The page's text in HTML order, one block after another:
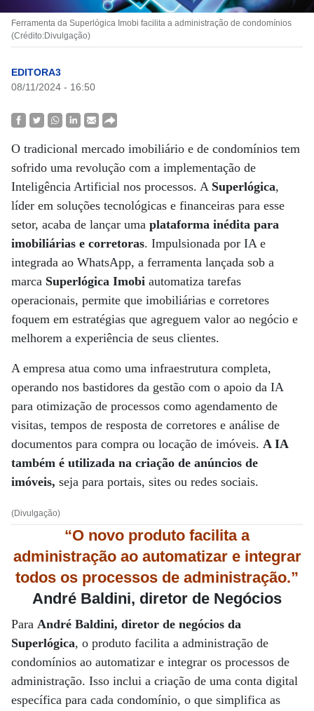
Ferramenta da Superlógica Imobi facilita a administração de condomínios
(Crédito:Divulgação)
EDITORA3
08/11/2024 - 16:50
O tradicional mercado imobiliário e de condomínios tem
sofrido uma revolução com a implementação de
Inteligência Artificial nos processos. A Superlógica,
líder em soluções tecnológicas e financeiras para esse
setor, acaba de lançar uma plataforma inédita para
imobiliárias e corretoras. Impulsionada por IA e
integrada ao WhatsApp, a ferramenta lançada sob a
marca Superlógica Imobi automatiza tarefas
operacionais, permite que imobiliárias e corretores
foquem em estratégias que agreguem valor ao negócio e
melhorem a experiência de seus clientes.
A empresa atua como uma infraestrutura completa,
operando nos bastidores da gestão com o apoio da IA
para otimização de processos como agendamento de
visitas, tempos de resposta de corretores e análise de
documentos para compra ou locação de imóveis. A IA
também é utilizada na criação de anúncios de
imóveis, seja para portais, sites ou redes sociais.
(Divulgação)
“O novo produto facilita a
administração ao automatizar e integrar
todos os processos de administração.”
André Baldini, diretor de Negócios
Para André Baldini, diretor de negócios da
Superlógica, o produto facilita a administração de
condomínios ao automatizar e integrar os processos de
administração. Isso inclui a criação de uma conta digital
específica para cada condomínio, o que simplifica as